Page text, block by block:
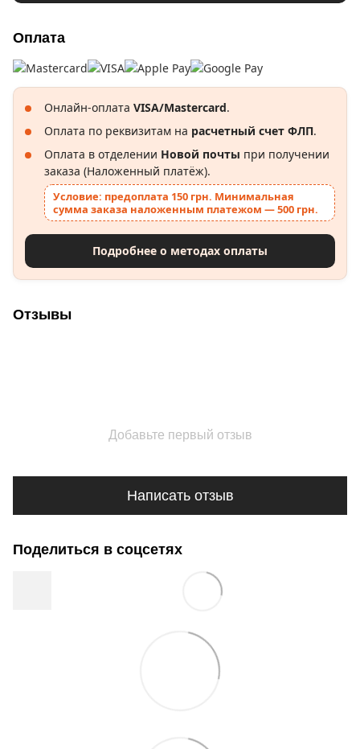
Оплата
Онлайн-оплата VISA/Mastercard.
Оплата по реквизитам на расчетный счет ФЛП.
Оплата в отделении Новой почты при получении
заказа (Наложенный платёж).
Условие: предоплата 150 грн. Минимальная
сумма заказа наложенным платежом — 500 грн.
Подробнее о методах оплаты
Отзывы
Добавьте первый отзыв
Написать отзыв
Поделиться в соцсетях